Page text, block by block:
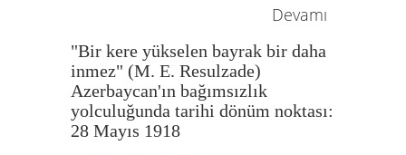
Devamı
"Bir kere yükselen bayrak bir daha
inmez" (M. E. Resulzade)
Azerbaycan'ın bağımsızlık
yolculuğunda tarihi dönüm noktası:
28 Mayıs 1918